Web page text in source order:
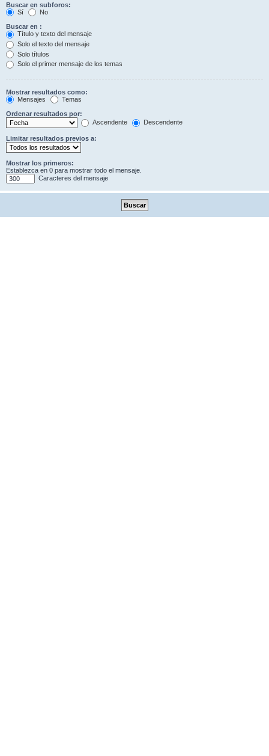
Buscar en subforos:
Sí
No
Buscar en :
Título y texto del mensaje
Solo el texto del mensaje
Solo títulos
Solo el primer mensaje de los temas
Mostrar resultados como:
Mensajes
Temas
Ordenar resultados por:
Ascendente
Descendente
Limitar resultados previos a:
Mostrar los primeros:
Establezca en 0 para mostrar todo el mensaje.
Caracteres del mensaje